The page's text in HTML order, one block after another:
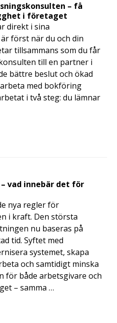
– få
i företaget
direkt i sina
först när du och din
tillsammans som du får
till en partner i
bättre beslut och ökad
med bokföring
i två steg: du lämnar
vad innebär det för
nya regler för
i kraft. Den största
nu baseras på
tid. Syftet med
systemet, skapa
och samtidigt minska
för både arbetsgivare och
– samma …